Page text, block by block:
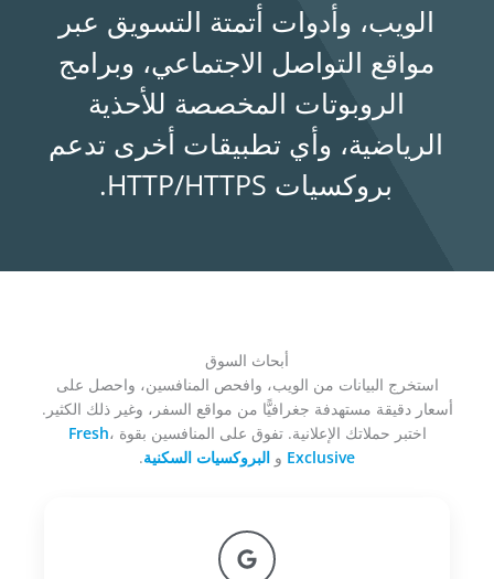
الويب، وأدوات أتمتة التسويق عبر
مواقع التواصل الاجتماعي، وبرامج
الروبوتات المخصصة للأحذية
الرياضية، وأي تطبيقات أخرى تدعم
بروكسيات HTTP/HTTPS.
أبحاث السوق
استخرج البيانات من الويب، وافحص المنافسين، واحصل على
أسعار دقيقة مستهدفة جغرافيًّا من مواقع السفر، وغير ذلك الكثير.
اختبر حملاتك الإعلانية. تفوق على المنافسين بقوة Fresh،
Exclusive و البروكسيات السكنية.​